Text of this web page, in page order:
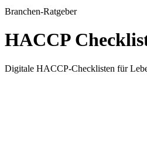
Branchen-Ratgeber
HACCP
Digitale HACCP-Checklisten für